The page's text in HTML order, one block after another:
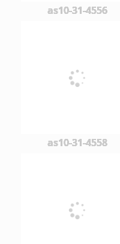
as10-31-4556
as10-31-4558